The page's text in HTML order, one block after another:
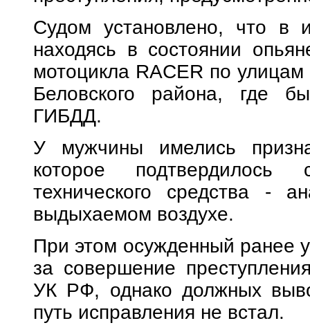
Судом установлено, что в
находясь в состоянии
мотоцикла RACER по улицам
Беловского района, где
ГИБДД.
У мужчины имелись
которое
технического средства -
выдыхаемом воздухе.
При этом осужденный ранее
за совершение
УК РФ, однако должных
путь исправления не встал.